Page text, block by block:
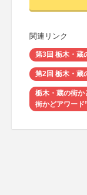
関連リンク
第3回 栃木・蔵
第2回 栃木・蔵
栃木・蔵の街
街かどアワード”